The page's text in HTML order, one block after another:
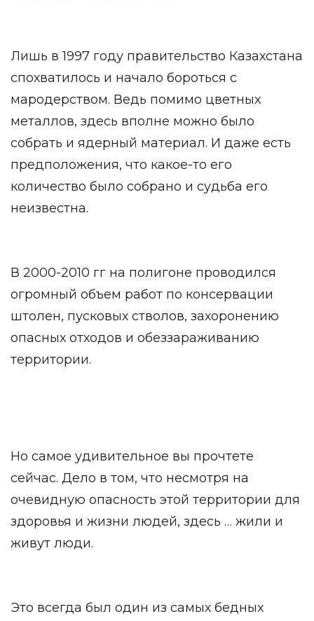
Лишь в 1997 году правительство Казахстана
спохватилось и начало бороться с
мародерством. Ведь помимо цветных
металлов, здесь вполне можно было
собрать и ядерный материал. И даже есть
предположения, что какое-то его
количество было собрано и судьба его
неизвестна.
В 2000-2010 гг на полигоне проводился
огромный объем работ по консервации
штолен, пусковых стволов, захоронению
опасных отходов и обеззараживанию
территории.
Но самое удивительное вы прочтете
сейчас. Дело в том, что несмотря на
очевидную опасность этой территории для
здоровья и жизни людей, здесь … жили и
живут люди.
Это всегда был один из самых бедных